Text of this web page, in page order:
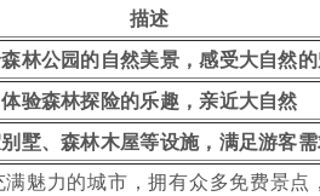
描述
林公园的自然美景，感受大自然
体验森林探险的乐趣，亲近大自然
墅、森林木屋等设施，满足游客
魅力的城市，拥有众多免费景